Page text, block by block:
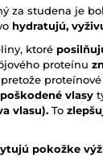
za studena je
hydratujú,
ktoré
proteínu
vlasy
vlasu). To
pokožke